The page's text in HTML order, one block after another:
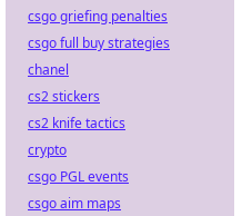
csgo griefing penalties
csgo full buy strategies
chanel
cs2 stickers
cs2 knife tactics
crypto
csgo PGL events
csgo aim maps